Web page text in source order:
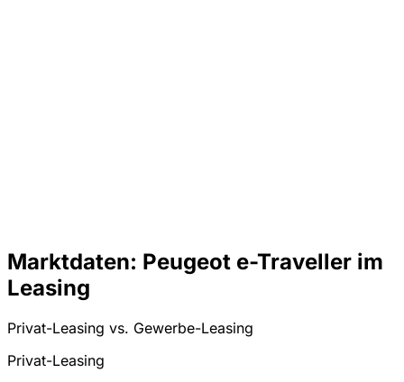
Marktdaten: Peugeot e-Traveller im
Leasing
Privat-Leasing vs. Gewerbe-Leasing
Privat-Leasing